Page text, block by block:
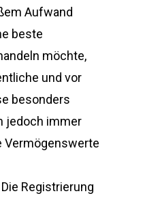
Aufwand
beste
möchte,
und vor
besonders
jedoch immer
Vermögenswerte
Registrierung